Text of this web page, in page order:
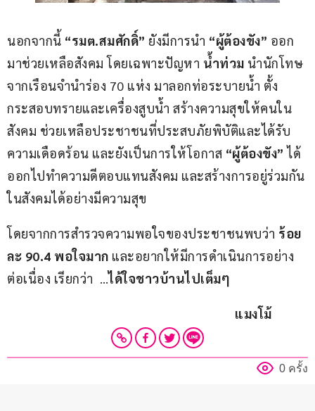
นอกจากนี้ “รมต.สมศักดิ์” ยังมีการนำ “ผู้ต้องขัง” ออก
มาช่วยเหลือสังคม โดยเฉพาะปัญหา น้ำท่วม นำนักโทษ
จากเรือนจำนำร่อง 70 แห่ง มาลอกท่อระบายน้ำ ตั้ง
กระสอบทรายและเครื่องสูบน้ำ สร้างความสุขให้คนใน
สังคม ช่วยเหลือประชาชนที่ประสบภัยพิบัติและได้รับ
ความเดือดร้อน และยังเป็นการให้โอกาส “ผู้ต้องขัง” ได้
ออกไปทำความดีตอบแทนสังคม และสร้างการอยู่ร่วมกัน
ในสังคมได้อย่างมีความสุข
โดยจากการสำรวจความพอใจของประชาชนพบว่า ร้อย
ละ 90.4 พอใจมาก และอยากให้มีการดำเนินการอย่าง
ต่อเนื่อง เรียกว่า  …ได้ใจชาวบ้านไปเต็มๆ
แมงโม้
0 ครั้ง